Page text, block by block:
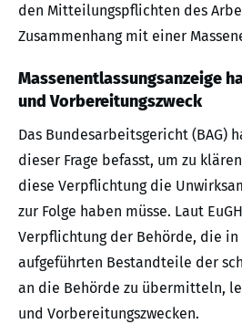
den Mitteilungspflichten des
Zusammenhang mit einer
Massenentlassungsanzeige
und Vorbereitungszweck
Das Bundesarbeitsgericht (BAG)
dieser Frage befasst, um zu
diese Verpflichtung die
zur Folge haben müsse. Laut
Verpflichtung der Behörde, die
aufgeführten Bestandteile der
an die Behörde zu übermitteln,
und Vorbereitungszwecken.